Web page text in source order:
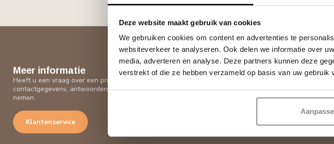
Deze website maakt gebruik van cookies
We gebruiken cookies om content en advertenties te
websiteverkeer te analyseren. Ook delen we informatie over
media, adverteren en analyse. Deze partners kunnen deze
verstrekt of die ze hebben verzameld op basis van uw gebruik
Meer informatie
Heeft u een vraag over een product of uw bestelling? Op onze klantenservicepagina vindt u onze
contactgegevens, antwoorden op veelgestelde vragen en alle mogelijkheden om contact met ons op te
nemen.
Klantenservice